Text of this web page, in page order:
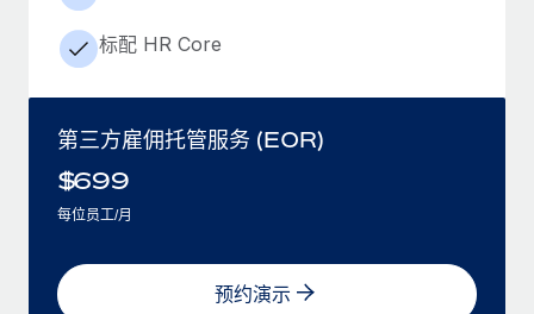
标配 HR Core
第三方雇佣托管服务 (EOR)
$699
每位员工/月
预约演示